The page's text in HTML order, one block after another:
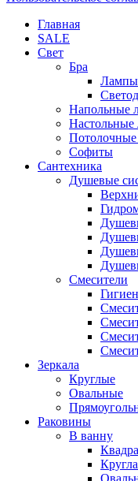
Главная
SALE
Свет
Бра
Лампы
Напольные
Софиты
Сантехника
Душевые
Смесители
Зеркала
Круглые
Овальные
Раковины
В ванну